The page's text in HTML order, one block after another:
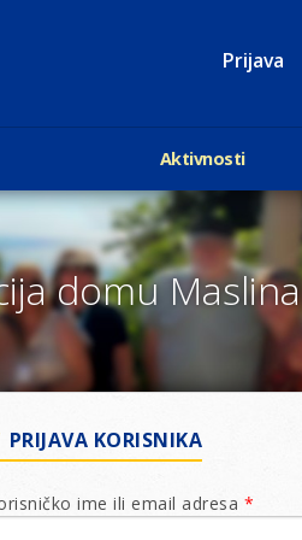
Prijava
Aktivnosti
Događaji
Kalendar
Mediji o nama
Lions Magazin
domu Maslina
PRIJAVA KORISNIKA
ime ili email adresa *